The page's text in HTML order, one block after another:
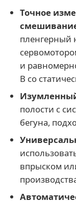
Точное
пленгерный
и
В со
полости с
бегуна,
впрыском